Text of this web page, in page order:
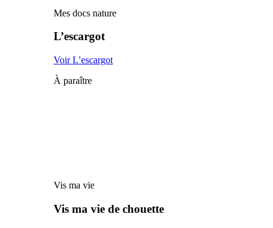
Mes docs nature
L’escargot
Voir L’escargot
À paraître
Vis ma vie
Vis ma vie de chouette